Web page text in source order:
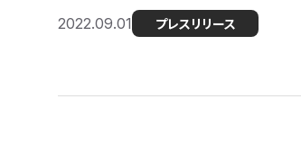
2022.09.01 プレスリリース